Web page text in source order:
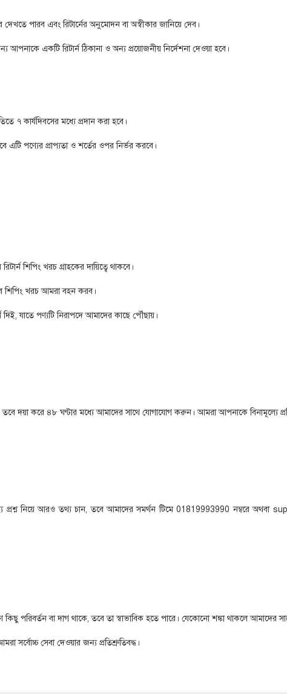
পারব এবং রিটার্নের অনুমোদন বা অস্বীকার জানিয়ে দেব।
আপনাকে একটি রিটার্ন ঠিকানা ও অন্য প্রয়োজনীয় নির্দেশনা দেওয়া হবে।
৭ কার্যদিবসের মধ্যে প্রদান করা হবে।
এটি পণ্যের প্রাপ্যতা ও শর্তের ওপর নির্ভর করবে।
শিপিং খরচ গ্রাহকের দায়িত্বে থাকবে।
শিপিং খরচ আমরা বহন করব।
দিই, যাতে পণ্যটি নিরাপদে আমাদের কাছে পৌঁছায়।
তবে দয়া করে ৪৮ ঘণ্টার মধ্যে আমাদের সাথে যোগাযোগ করুন। আমরা আপনাকে বিনামূল্যে
প্রশ্ন নিয়ে আরও তথ্য চান, তবে আমাদের সমর্থন টিমে 01819993990 নম্বরে
কিছু পরিবর্তন বা দাগ থাকে, তবে তা স্বাভাবিক হতে পারে। যেকোনো শঙ্কা থাকলে আমাদের
সর্বোচ্চ সেবা দেওয়ার জন্য প্রতিশ্রুতিবদ্ধ।